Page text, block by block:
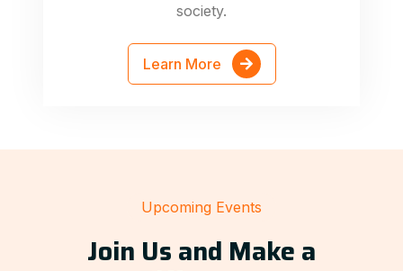
society.
Learn More
Upcoming Events
Join Us and Make a